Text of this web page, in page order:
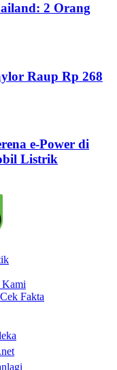
2 Orang
Raup Rp 268
e-Power di
Listrik
Kami
Fakta